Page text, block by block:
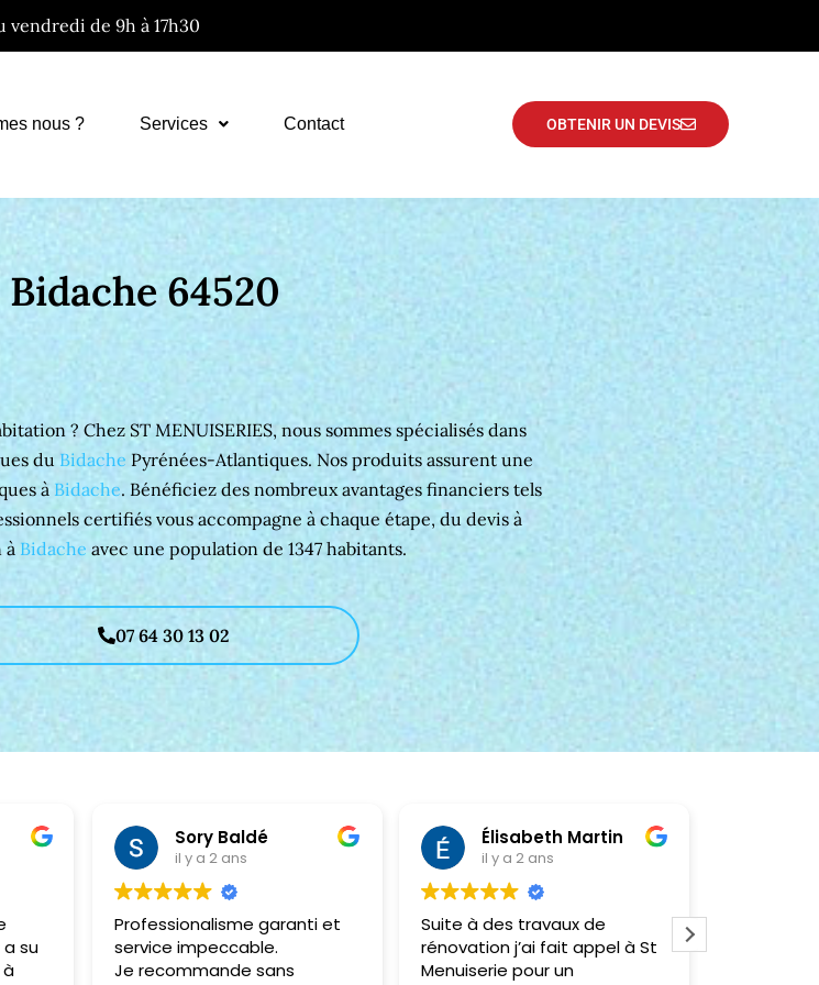
vendredi de 9h à 17h30
nous ? Services Contact OBTENIR UN DEVIS
64520
? Chez ST MENUISERIES, nous sommes spécialisés dans
du Bidache Pyrénées-Atlantiques. Nos produits assurent une
à Bidache. Bénéficiez des nombreux avantages financiers tels
certifiés vous accompagne à chaque étape, du devis à
à Bidache avec une population de 1347 habitants.
07 64 30 13 02
su
Sory Baldé
il y a 2 ans
Professionalisme garanti et
service impeccable.
Je recommande sans
Élisabeth Martin
il y a 2 ans
Suite à des travaux de
rénovation j’ai fait appel à St
Menuiserie pour un